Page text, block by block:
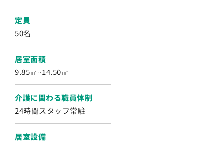
定員
50名
居室面積
9.85㎡~14.50㎡
介護に関わる職員体制
24時間スタッフ常駐
居室設備